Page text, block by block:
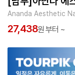
Ananda Aesthetic
27,438원 부터 ~